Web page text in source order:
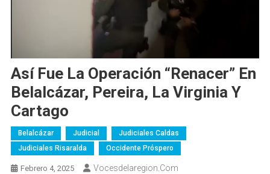
Así Fue La Operación “Renacer” En
Belalcázar, Pereira, La Virginia Y
Cartago
Belalcázar Judicial
Judiciales Caldas
Judiciales Risaralda
Occidente Próspero
Febrero 4, 2025 Vocesdelaregion.com